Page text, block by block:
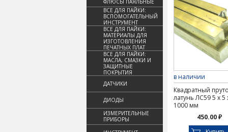
ФЛЮСЫ ПАЯЛЬНЫЕ
ВСЕ ДЛЯ ПАЙКИ:
ВСПОМОГАТЕЛЬНЫЙ
ИНСТРУМЕНТ
ВСЕ ДЛЯ ПАЙКИ:
МАТЕРИАЛЫ ДЛЯ
ИЗГОТОВЛЕНИЯ
ПЕЧАТНЫХ ПЛАТ
ВСЕ ДЛЯ ПАЙКИ:
МАСЛА, СМАЗКИ И
ЗАЩИТНЫЕ
ПОКРЫТИЯ
ДАТЧИКИ
ДИОДЫ
ИЗМЕРИТЕЛЬНЫЕ
ПРИБОРЫ
в наличии
Квадратный
латунь ЛС59 5 х 5
1000 мм
450.00 ₽